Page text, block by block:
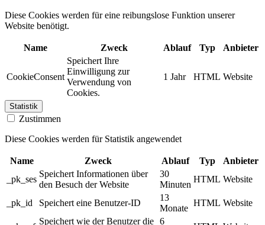
Diese Cookies werden für eine reibungslose Funktion unserer
Website benötigt.
Name Zweck Ablauf Typ Anbieter
CookieConsent
Speichert Ihre
Einwilligung zur
Verwendung von
Cookies.
1 Jahr HTML Website
Statistik
Zustimmen
Diese Cookies werden für Statistik angewendet
Name Zweck Ablauf Typ
Anbieter
_pk_ses
Speichert Informationen über
den Besuch der Website
30
Minuten
HTML Website
_pk_id Speichert eine Benutzer-ID
13
Monate
HTML Website
Speichert wie der Benutzer die 6